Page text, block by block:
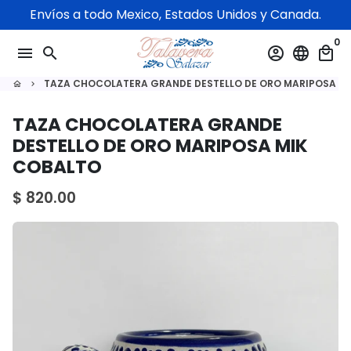
directamente
contenido
Envíos a todo Mexico, Estados Unidos y Canada.
menu search account_circle language local_mall
0
home keyboard_arrow_right TAZA CHOCOLATERA GRANDE DESTELLO DE ORO MARIPOSA
TAZA CHOCOLATERA GRANDE
DESTELLO DE ORO MARIPOSA MIK
COBALTO
$ 820.00